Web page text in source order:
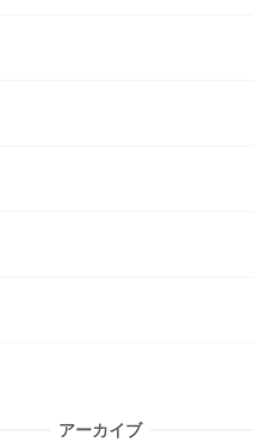
アーカイブ